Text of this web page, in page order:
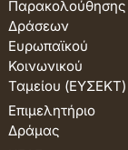
Παρακολούθησης
Δράσεων
Ευρωπαϊκού
Κοινωνικού
Ταμείου (ΕΥΣΕΚΤ)
Επιμελητήριο
Δράμας